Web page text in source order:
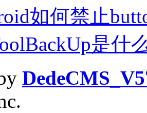
如何禁止
是什